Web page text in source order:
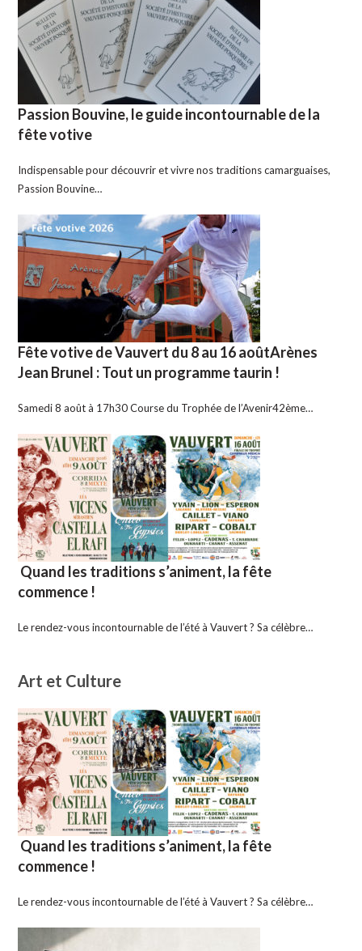
Passion Bouvine, le guide incontournable de la
fête votive
Indispensable pour découvrir et vivre nos traditions camarguaises,
Passion Bouvine…
Fête votive de Vauvert du 8 au 16 aoûtArènes
Jean Brunel : Tout un programme taurin !
Samedi 8 août à 17h30 Course du Trophée de l’Avenir42ème…
Quand les traditions s’animent, la fête
commence !
Le rendez-vous incontournable de l’été à Vauvert ? Sa célèbre…
Art et Culture
Quand les traditions s’animent, la fête
commence !
Le rendez-vous incontournable de l’été à Vauvert ? Sa célèbre…